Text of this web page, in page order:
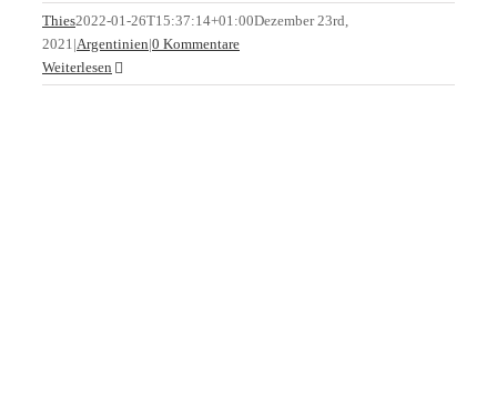
Thies2022-01-26T15:37:14+01:00Dezember 23rd,
2021|Argentinien|0 Kommentare
Weiterlesen
Las Buitreras öffnet für die Saison 2022
Argentinien